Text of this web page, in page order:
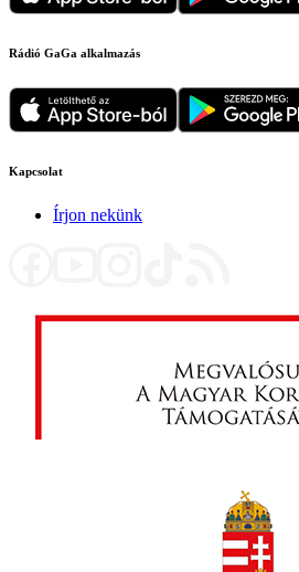
Rádió GaGa alkalmazás
Kapcsolat
Írjon nekünk